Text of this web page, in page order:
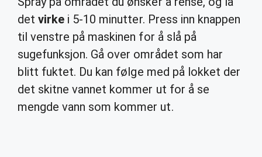
detvirke i 5-10 minutter. Press inn knappen
til venstre på maskinen for å slå på
sugefunksjon. Gå over området som har
blitt fuktet. Du kan følge med på lokket der
det skitne vannet kommer ut for å se
mengde vann som kommer ut.